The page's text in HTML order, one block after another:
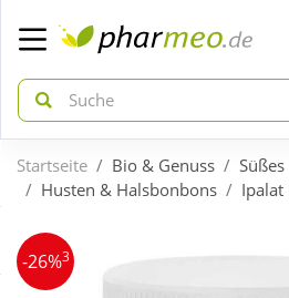
zurück
ÜBERSICHT AKTIONEN
zurück
ÜBERSICHT KATEGORIEN
Startseite Bio & Genuss
Süßes
Husten & Halsbonbons
Ipalat
-26%3